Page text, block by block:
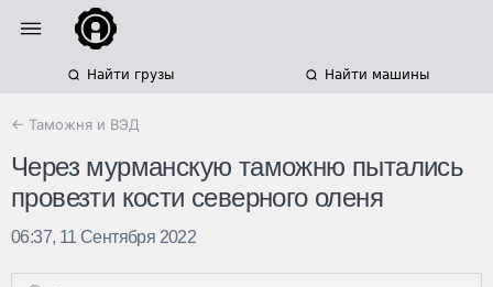
Найти грузы Найти машины
← Таможня и ВЭД
Через мурманскую таможню пытались
провезти кости северного оленя
06:37, 11 Сентября 2022